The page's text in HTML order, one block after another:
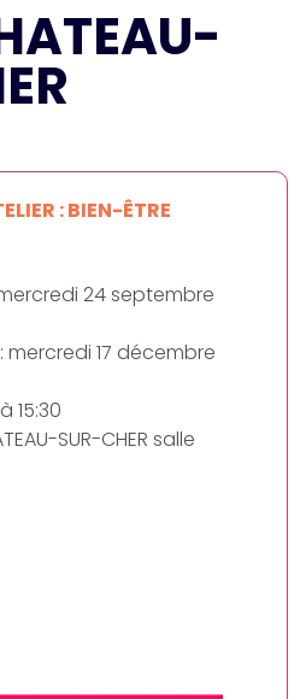
: BIEN-ÊTRE
24 septembre
mercredi 17 décembre
15:30
SUR-CHER salle